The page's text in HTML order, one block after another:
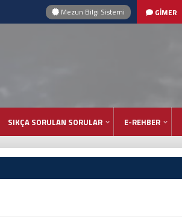
Mezun Bilgi Sistemi GİMER
SIKÇA SORULAN SORULAR E-REHBER